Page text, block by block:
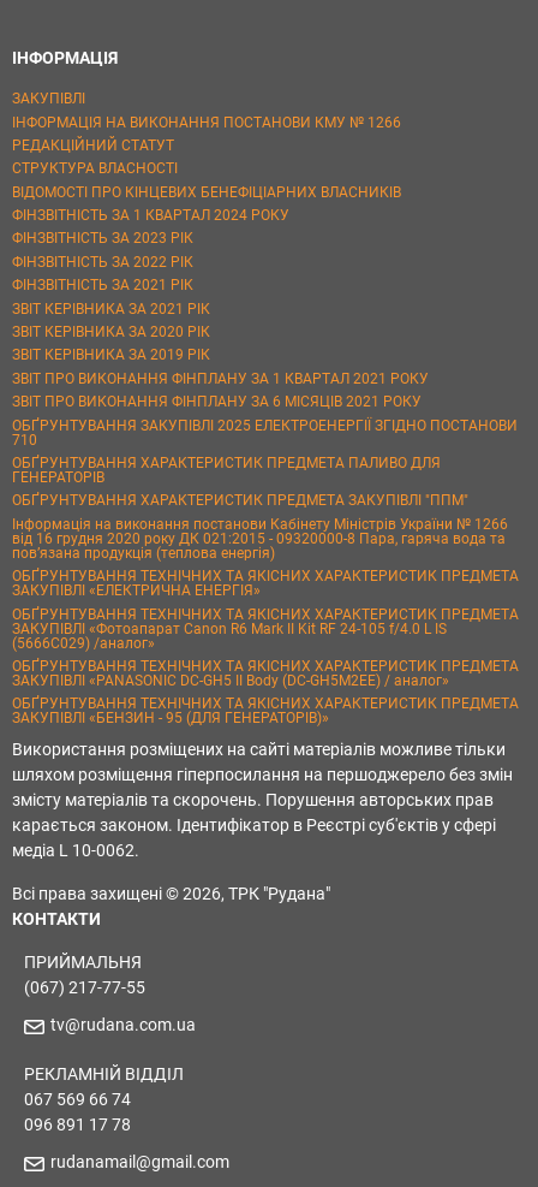
ІНФОРМАЦІЯ
ЗАКУПІВЛІ
ІНФОРМАЦІЯ НА ВИКОНАННЯ ПОСТАНОВИ КМУ № 1266
РЕДАКЦІЙНИЙ СТАТУТ
СТРУКТУРА ВЛАСНОСТІ
ВІДОМОСТІ ПРО КІНЦЕВИХ БЕНЕФІЦІАРНИХ ВЛАСНИКІВ
ФІНЗВІТНІСТЬ ЗА 1 КВАРТАЛ 2024 РОКУ
ФІНЗВІТНІСТЬ ЗА 2023 РІК
ФІНЗВІТНІСТЬ ЗА 2022 РІК
ФІНЗВІТНІСТЬ ЗА 2021 РІК
ЗВІТ КЕРІВНИКА ЗА 2021 РІК
ЗВІТ КЕРІВНИКА ЗА 2020 РІК
ЗВІТ КЕРІВНИКА ЗА 2019 РІК
ЗВІТ ПРО ВИКОНАННЯ ФІНПЛАНУ ЗА 1 КВАРТАЛ 2021 РОКУ
ЗВІТ ПРО ВИКОНАННЯ ФІНПЛАНУ ЗА 6 МІСЯЦІВ 2021 РОКУ
ОБҐРУНТУВАННЯ ЗАКУПІВЛІ 2025 ЕЛЕКТРОЕНЕРГІЇ ЗГІДНО ПОСТАНОВИ
710
ОБҐРУНТУВАННЯ ХАРАКТЕРИСТИК ПРЕДМЕТА ПАЛИВО ДЛЯ
ГЕНЕРАТОРІВ
ОБҐРУНТУВАННЯ ХАРАКТЕРИСТИК ПРЕДМЕТА ЗАКУПІВЛІ "ППМ"
Інформація на виконання постанови Кабінету Міністрів України № 1266
від 16 грудня 2020 року ДК 021:2015 - 09320000-8 Пара, гаряча вода та
пов’язана продукція (теплова енергія)
ОБҐРУНТУВАННЯ ТЕХНІЧНИХ ТА ЯКІСНИХ ХАРАКТЕРИСТИК ПРЕДМЕТА
ЗАКУПІВЛІ «ЕЛЕКТРИЧНА ЕНЕРГІЯ»
ОБҐРУНТУВАННЯ ТЕХНІЧНИХ ТА ЯКІСНИХ ХАРАКТЕРИСТИК ПРЕДМЕТА
ЗАКУПІВЛІ «Фотоапарат Canon R6 Mark II Kit RF 24-105 f/4.0 L IS
(5666C029) /аналог»
ОБҐРУНТУВАННЯ ТЕХНІЧНИХ ТА ЯКІСНИХ ХАРАКТЕРИСТИК ПРЕДМЕТА
ЗАКУПІВЛІ «PANASONIC DC-GH5 II Body (DC-GH5M2EE) / аналог»
ОБҐРУНТУВАННЯ ТЕХНІЧНИХ ТА ЯКІСНИХ ХАРАКТЕРИСТИК ПРЕДМЕТА
ЗАКУПІВЛІ «БЕНЗИН - 95 (ДЛЯ ГЕНЕРАТОРІВ)»
Використання розміщених на сайті матеріалів можливе тільки
шляхом розміщення гіперпосилання на першоджерело без змін
змісту матеріалів та скорочень. Порушення авторських прав
карається законом. Ідентифікатор в Реєстрі суб'єктів у сфері
медіа L 10-0062.
Всі права захищені © 2026, ТРК "Рудана"
КОНТАКТИ
ПРИЙМАЛЬНЯ
(067) 217-77-55
tv@rudana.com.ua
РЕКЛАМНІЙ ВІДДІЛ
067 569 66 74
096 891 17 78
rudanamail@gmail.com